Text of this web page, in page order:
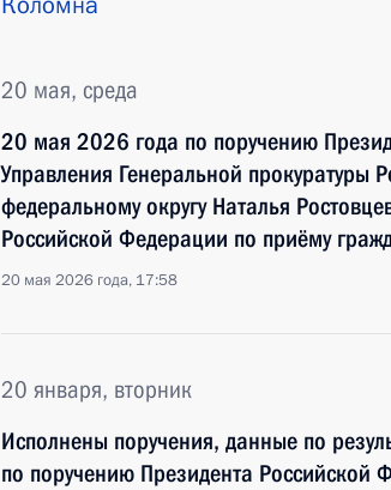
20 мая, среда
20 мая 2026 года по поручению
Управления Генеральной прокуратуры
федеральному округу Наталья
Российской Федерации по приёму
20 мая 2026 года, 17:58
20 января, вторник
Исполнены поручения, данные по
по поручению Президента Российской